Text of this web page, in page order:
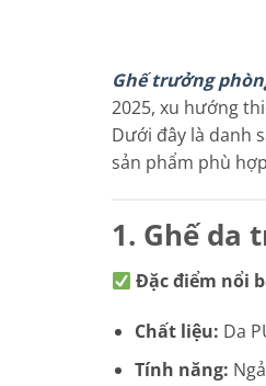
Ghế trưởng
2025, xu hướng
Dưới đây là danh
sản phẩm phù
1. Ghế da
Đặc điểm nổi
Chất liệu: Da
Tính năng: